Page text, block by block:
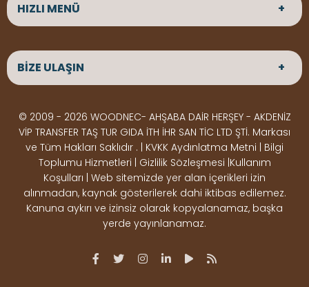
HIZLI MENÜ
ANASAYFA
HAKKIMIZDA
ÜRÜNLER
Çeşitlerimiz
Çeşitlerimiz
Kereste
Çeşitlerimiz
Ahşap
Pergole
Ürünler
Deck Montaj
Ahşap
Dekorasyon
OSB,
BİZE ULAŞIN
BİZE ULAŞIN
Altınkale mah Osmangazi cad. no 355 Döşemealtı
Antalya
ÇALIŞMA SAATLERİ
Hafta içi : Haftaiçi 09:00 - 18:00
Hafta sonu : Cumartesi 10:00 - 15:00
İLETİŞİM
© 2009 - 2026 WOODNEC- AHŞABA DAİR HERŞEY - AKDENİZ
VİP TRANSFER TAŞ TUR GIDA İTH İHR SAN TİC LTD ŞTİ. Markası
ve Tüm Hakları Saklıdır . | KVKK Aydınlatma Metni | Bilgi
Toplumu Hizmetleri | Gizlilik Sözleşmesi |Kullanım
Koşulları | Web sitemizde yer alan içerikleri izin
alınmadan, kaynak gösterilerek dahi iktibas edilemez.
Kanuna aykırı ve izinsiz olarak kopyalanamaz, başka
yerde yayınlanamaz.